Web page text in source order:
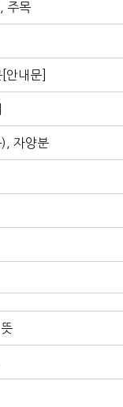
주목
안내문]
자양분
뜻